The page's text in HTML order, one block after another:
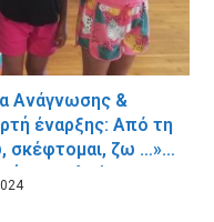
Ανάγνωσης &
έναρξης: Από τη
σκέφτομαι, ζω …»
Σταλού